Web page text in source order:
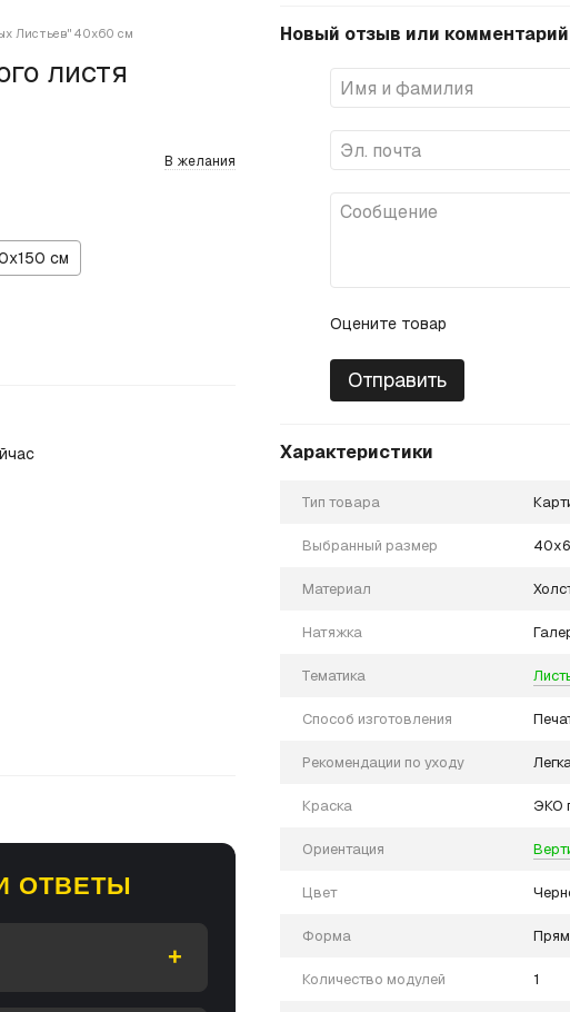
Листьев" 40х60 см
листя
В желания
см
если у вас есть вопросы.
ОТВЕТЫ
Новый отзыв или комментарий
Оцените товар
Отправить
Характеристики
Тип товара
Выбранный размер
Материал
Натяжка
Тематика
Способ изготовления
Рекомендации по уходу
Краска ЭКО
Ориентация
Цвет
Форма
Количество модулей 1